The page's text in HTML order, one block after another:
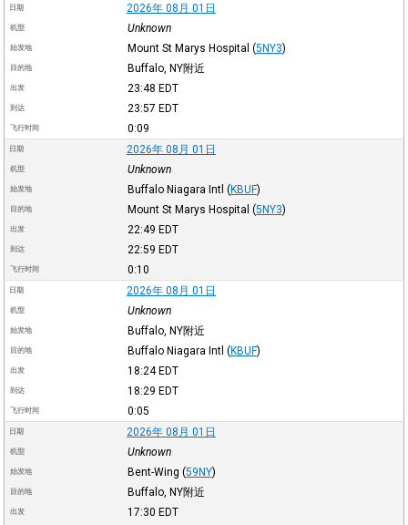
日期 2026年 08月 01日
机型 Unknown
始发地 Mount St Marys Hospital (5NY3)
目的地 Buffalo, NY附近
出发 23:48 EDT
到达 23:57 EDT
飞行时间 0:09
日期 2026年 08月 01日
机型 Unknown
始发地 Buffalo Niagara Intl (KBUF)
目的地 Mount St Marys Hospital (5NY3)
出发 22:49 EDT
到达 22:59 EDT
飞行时间 0:10
日期 2026年 08月 01日
机型 Unknown
始发地 Buffalo, NY附近
目的地 Buffalo Niagara Intl (KBUF)
出发 18:24EDT
到达 18:29 EDT
飞行时间 0:05
日期 2026年 08月 01日
机型 Unknown
始发地 Bent-Wing (59NY)
目的地 Buffalo, NY附近
出发 17:30 EDT